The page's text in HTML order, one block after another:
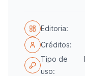
Editoria:
Créditos:
Tipo de
uso: